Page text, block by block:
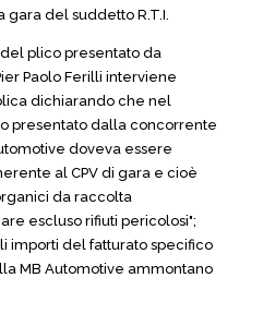
gara del suddetto R.T.I.
plico presentato da
Paolo Ferilli interviene
dichiarando che nel
presentato dalla concorrente
doveva essere
al CPV di gara e cioè
da raccolta
escluso rifiuti pericolosi";
importi del fatturato specifico
MB Automotive ammontano